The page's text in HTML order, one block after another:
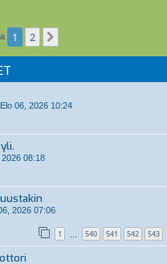
1 2
06, 2026 10:24
08:18
2026 07:06
1 540 541 542 543